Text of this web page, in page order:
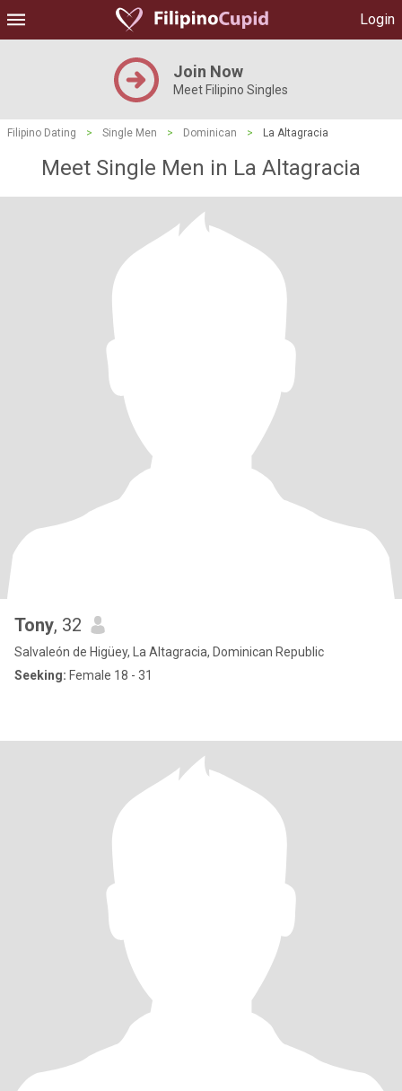
Login
Join Now
Meet Filipino Singles
Filipino Dating > Single Men > Dominican > La Altagracia
Meet Single Men in La Altagracia
Tony, 32
Salvaleón de Higüey, La Altagracia, Dominican Republic
Seeking: Female 18 - 31